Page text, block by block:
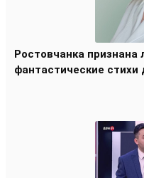
Ростовчанка
фантастические стихи